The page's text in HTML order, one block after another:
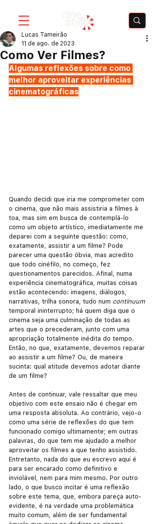
Como Ver Filmes?
Lucas Tameirão
11 de ago. de 2023
Algumas reflexões sobre como
melhor aproveitar experiências
cinematográficas
Quando decidi que iria me comprometer com
o cinema, que não mais assistiria a filmes à
toa, mas sim em busca de contemplá-lo
como um objeto artístico, imediatamente me
deparei com a seguinte questão: como,
exatamente, assistir a um filme? Pode
parecer uma questão óbvia, mas acredito
que todo cinéfilo, no começo, fez
questionamentos parecidos. Afinal, numa
experiência cinematográfica, muitas coisas
estão acontecendo: imagens, diálogos,
narrativas, trilha sonora, tudo num continuum
temporal ininterrupto; há quem diga que o
cinema seja uma culminação de todas as
artes que o precederam, junto com uma
apropriação totalmente inédita do tempo.
Então, no que, exatamente, devemos reparar
ao assistir a um filme? Ou, de maneira
sucinta: qual atitude devemos adotar diante
de um filme?
Antes de continuar, vale ressaltar que meu
objetivo com este ensaio não é chegar em
uma resposta absoluta. Ao contrário, vejo-o
como uma série de reflexões do que tem
funcionado comigo ultimamente; em outras
palavras, do que tem me ajudado a melhor
aproveitar os filmes a que tenho assistido.
Entretanto, nada do que eu escrevo aqui é
para ser encarado como definitivo e
inviolável, nem para mim mesmo. Por outro
lado, o que busco incitar é uma reflexão
sobre este tema, que, embora pareça auto-
evidente, é na verdade uma problemática
muito comum, além de ser fundamental